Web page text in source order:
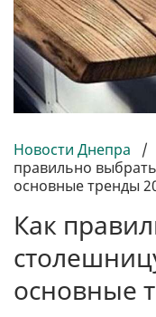
Новости Днепра /
правильно
основные тренды
Как
основные